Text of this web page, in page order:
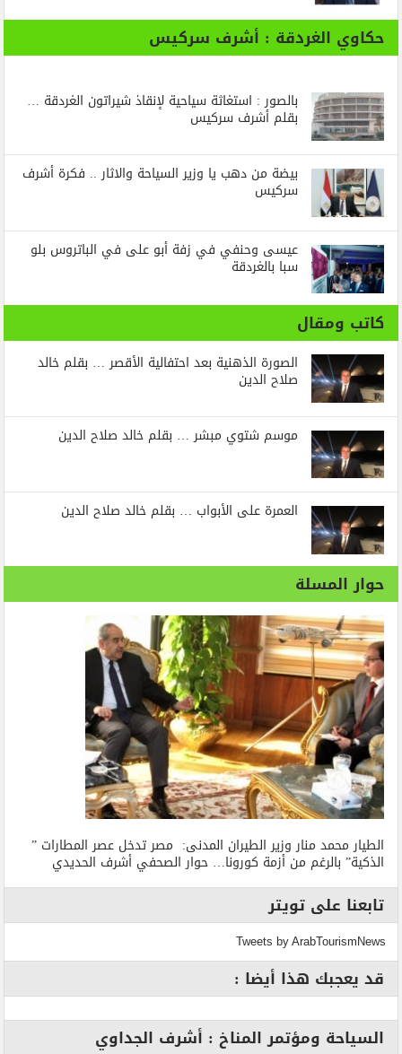
حكاوي الغردقة : أشرف سركيس
بالصور : استغاثة سياحية لإنقاذ شيراتون الغردقة …
بقلم أشرف سركيس
بيضة من دهب يا وزير السياحة والاثار .. فكرة أشرف
سركيس
عيسى وحنفي في زفة أبو على في الباتروس بلو
سبا بالغردقة
كاتب ومقال
الصورة الذهنية بعد احتفالية الأقصر … بقلم خالد
صلاح الدين
موسم شتوي مبشر … بقلم خالد صلاح الدين
العمرة على الأبواب … بقلم خالد صلاح الدين
حوار المسلة
الطيار محمد منار وزير الطيران المدنى: مصر تدخل عصر المطارات ”
الذكية” بالرغم من أزمة كورونا… حوار الصحفي أشرف الحديدي
تابعنا على تويتر
Tweets by ArabTourismNews
قد يعجبك هذا أيضا :
السياحة ومؤتمر المناخ : أشرف الجداوي